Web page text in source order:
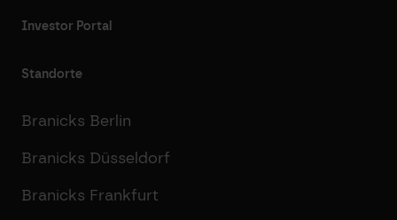
Investor Portal
Standorte
Branicks Berlin
Branicks Düsseldorf
Branicks Frankfurt